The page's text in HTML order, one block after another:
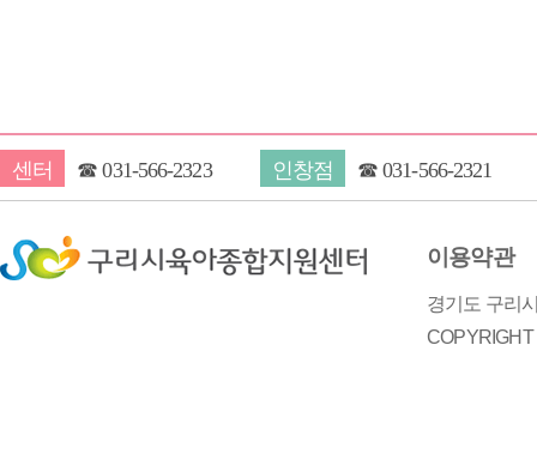
센터 ☎031-566-2323 인창점 ☎031-566-2321
이용약관
경기도 구리